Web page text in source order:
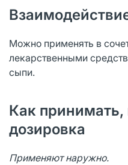
Можно применять в
лекарственными
сыпи.
Как
дозировка
Применяют наружно.